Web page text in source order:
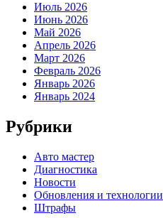
Июль 2026
Июнь 2026
Май 2026
Апрель 2026
Март 2026
Февраль 2026
Январь 2026
Январь 2024
Рубрики
Авто мастер
Диагностика
Новости
Обновления и технологии
Штрафы